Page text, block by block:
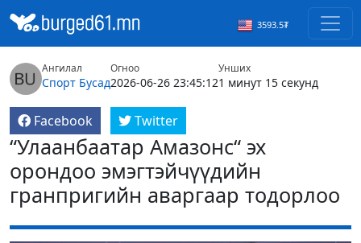
3593.5₮
Ангилал
Спорт Бусад
Огноо
2026-06-26 23:45:12
Унших
1 минут 15 секунд
Facebook Twitter
“Улаанбаатар Амазонс“ эх
орондоо эмэгтэйчүүдийн
гранпригийн аваргаар тодорлоо